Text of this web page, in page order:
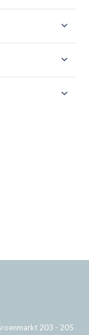
203 - 205